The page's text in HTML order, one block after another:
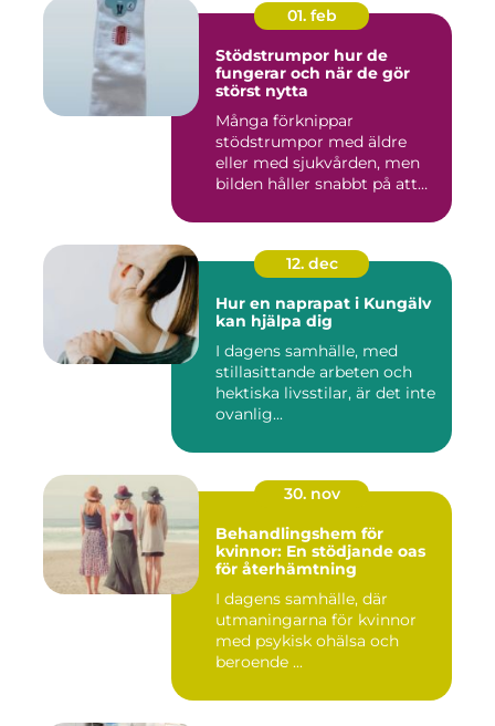
01. feb
Stödstrumpor hur de
fungerar och när de gör
störst nytta
Många förknippar
stödstrumpor med äldre
eller med sjukvården, men
bilden håller snabbt på att
12. dec
Hur en naprapat i Kungälv
kan hjälpa dig
I dagens samhälle, med
stillasittande arbeten och
hektiska livsstilar, är det inte
ovanlig...
30. nov
Behandlingshem för
kvinnor: En stödjande oas
för återhämtning
I dagens samhälle, där
utmaningarna för kvinnor
med psykisk ohälsa och
beroende ...